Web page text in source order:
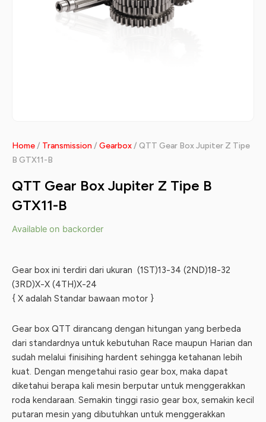
Home/ Transmission / Gearbox/ QTT Gear Box Jupiter Z Tipe
B GTX11-B
QTT Gear Box Jupiter Z Tipe B
GTX11-B
Available on backorder
Gear box ini terdiri dari ukuran (1ST)13-34 (2ND)18-32
(3RD)X-X (4TH)X-24
{ X adalah Standar bawaan motor }
Gear box QTT dirancang dengan hitungan yang berbeda
dari standardnya untuk kebutuhan Race maupun Harian dan
sudah melalui finisihing hardent sehingga ketahanan lebih
kuat. Dengan mengetahui rasio gear box, maka dapat
diketahui berapa kali mesin berputar untuk menggerakkan
roda kendaraan. Semakin tinggi rasio gear box, semakin kecil
putaran mesin yang dibutuhkan untuk menggerakkan